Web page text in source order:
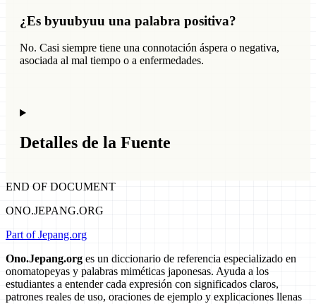
¿Es byuubyuu una palabra positiva?
No. Casi siempre tiene una connotación áspera o negativa,
asociada al mal tiempo o a enfermedades.
Detalles de la Fuente
END OF DOCUMENT
ONO.JEPANG.ORG
Part of Jepang.org
Ono.Jepang.org es un diccionario de referencia especializado en
onomatopeyas y palabras miméticas japonesas. Ayuda a los
estudiantes a entender cada expresión con significados claros,
patrones reales de uso, oraciones de ejemplo y explicaciones llenas